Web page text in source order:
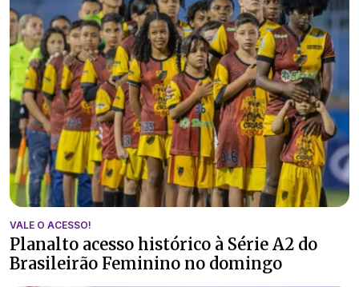
VALE O ACESSO!
Planalto acesso histórico à Série A2 do
Brasileirão Feminino no domingo